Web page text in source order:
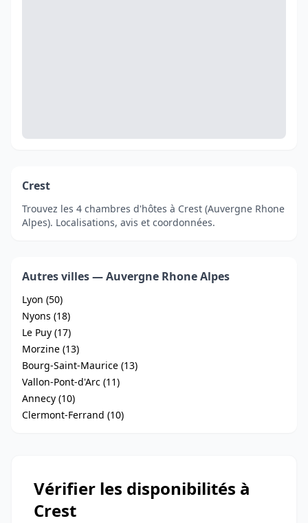
Crest
Trouvez les 4 chambres d'hôtes à Crest (Auvergne Rhone
Alpes). Localisations, avis et coordonnées.
Autres villes — Auvergne Rhone Alpes
Lyon (50)
Nyons (18)
Le Puy (17)
Morzine (13)
Bourg-Saint-Maurice (13)
Vallon-Pont-d'Arc (11)
Annecy (10)
Clermont-Ferrand (10)
Vérifier les disponibilités à
Crest